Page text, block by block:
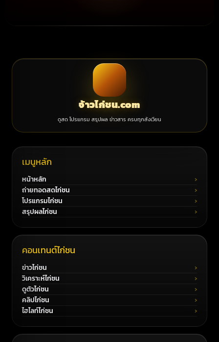
จ้าวไก่ชน.com
ดูสด โปรแกรม สรุปผล ข่าวสาร ครบทุกสังเวียน
เมนูหลัก
หน้าหลัก
ถ่ายทอดสดไก่ชน
โปรแกรมไก่ชน
สรุปผลไก่ชน
คอนเทนต์ไก่ชน
ข่าวไก่ชน
วิเคราะห์ไก่ชน
ดูตัวไก่ชน
คลิปไก่ชน
ไฮไลท์ไก่ชน